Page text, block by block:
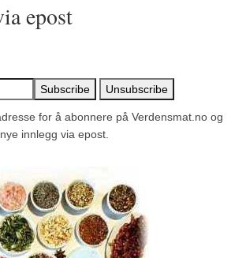
epost
for å abonnere på Verdensmat.no og
innlegg via epost.